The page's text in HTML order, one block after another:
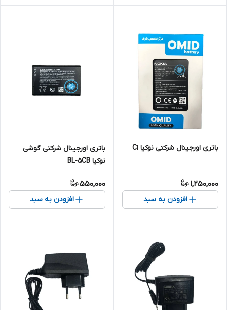
باتری اورجینال شرکتی نوکیا C1
1,250,000
افزودن به سبد
باتری اورجینال شرکتی گوشی
نوکیا BL-5CB
550,000
افزودن به سبد